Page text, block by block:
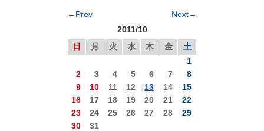
←Prev
Next→
2011/10
日
月 火 水 木 金
土
1
2
3 4 5 6 7
8
9
10 11 12 13 14
15
16
17 18 19 20 21
22
23
24 25 26 27 28
29
30
31